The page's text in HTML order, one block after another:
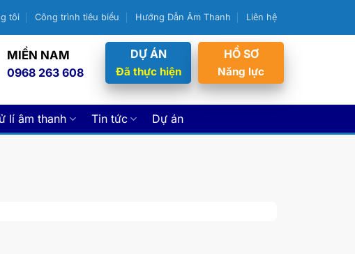
tôi Công trình tiêu biểu Hướng Dẫn Âm Thanh Liên hệ
MIỀN NAM
0968 263 608
DỰ ÁN
Đã thực hiện
HỒ SƠ
Năng lực
lí âm thanh Tin tức Dự án